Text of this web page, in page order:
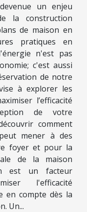
un enjeu
la construction
de maison en
pratiques en
n'est pas
c'est aussi
de notre
à explorer les
l’efficacité
de votre
comment
mener à des
foyer et pour la
de la maison
est un facteur
l'efficacité
en compte dès la
Un...